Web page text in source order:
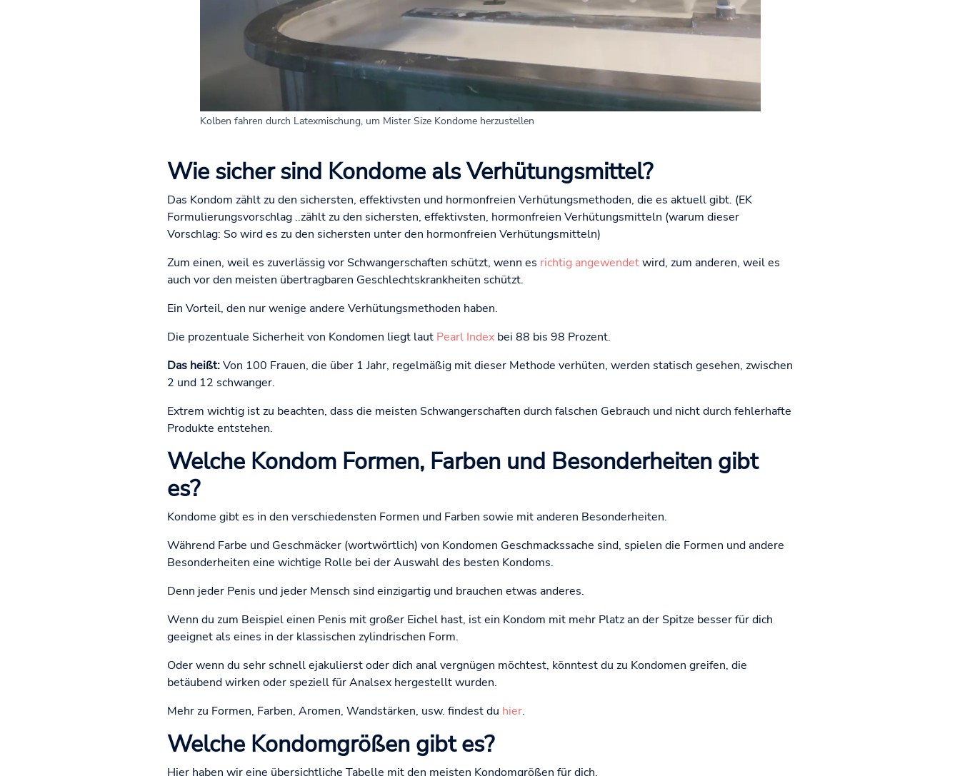
Kolben fahren durch Latexmischung, um Mister Size Kondome herzustellen
Wie sicher sind Kondome als Verhütungsmittel?
Das Kondom zählt zu den sichersten, effektivsten und hormonfreien Verhütungsmethoden, die es aktuell gibt. (EK
Formulierungsvorschlag ..zählt zu den sichersten, effektivsten, hormonfreien Verhütungsmitteln (warum dieser
Vorschlag: So wird es zu den sichersten unter den hormonfreien Verhütungsmitteln)
Zum einen, weil es zuverlässig vor Schwangerschaften schützt, wenn es richtig angewendetwird, zum anderen, weil es
auch vor den meisten übertragbaren Geschlechtskrankheiten schützt.
Ein Vorteil, den nur wenige andere Verhütungsmethoden haben.
Die prozentuale Sicherheit von Kondomen liegt laut Pearl Indexbei 88 bis 98 Prozent.
Das heißt:Von 100 Frauen, die über 1 Jahr, regelmäßig mit dieser Methode verhüten, werden statisch gesehen, zwischen
2 und 12 schwanger.
Extrem wichtig ist zu beachten, dass die meisten Schwangerschaften durch falschen Gebrauch und nicht durch fehlerhafte
Produkte entstehen.
Welche Kondom Formen, Farben und Besonderheiten gibt
es?
Kondome gibt es in den verschiedensten Formen und Farben sowie mit anderen Besonderheiten.
Während Farbe und Geschmäcker (wortwörtlich) von Kondomen Geschmackssache sind, spielen die Formen und andere
Besonderheiten eine wichtige Rolle bei der Auswahl des besten Kondoms.
Denn jeder Penis und jeder Mensch sind einzigartig und brauchen etwas anderes.
Wenn du zum Beispiel einen Penis mit großer Eichel hast, ist ein Kondom mit mehr Platz an der Spitze besser für dich
geeignet als eines in der klassischen zylindrischen Form.
Oder wenn du sehr schnell ejakulierst oder dich anal vergnügen möchtest, könntest du zu Kondomen greifen, die
betäubend wirken oder speziell für Analsex hergestellt wurden.
Mehr zu Formen, Farben, Aromen, Wandstärken, usw. findest du hier.
Welche Kondomgrößen gibt es?
Hier haben wir eine übersichtliche Tabelle mit den meisten Kondomgrößen für dich.